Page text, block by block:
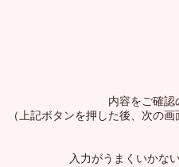
内容をご確
（上記ボタンを押した後、次の
入力がうまくいかな